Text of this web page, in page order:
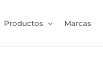
Productos Marcas